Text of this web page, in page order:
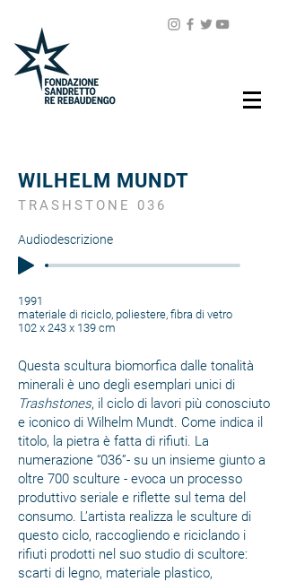
WILHELM MUNDT
TRASHSTONE 036
Audiodescrizione
1991
materiale di riciclo, poliestere, fibra di vetro
102 x 243 x 139 cm
Questa scultura biomorfica dalle tonalità
minerali è uno degli esemplari unici di
Trashstones, il ciclo di lavori più conosciuto
e iconico di Wilhelm Mundt. Come indica il
titolo, la pietra è fatta di rifiuti. La
numerazione “036”- su un insieme giunto a
oltre 700 sculture - evoca un processo
produttivo seriale e riflette sul tema del
consumo. L’artista realizza le sculture di
questo ciclo, raccogliendo e riciclando i
rifiuti prodotti nel suo studio di scultore:
scarti di legno, materiale plastico,